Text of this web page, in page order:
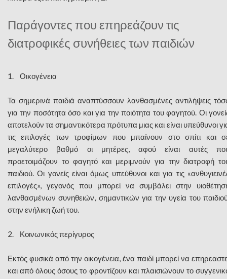
Παράγοντες που επηρεάζουν τις
διατροφικές συνήθειες των παιδιών
1. Οικογένεια
Τα σημερινά παιδιά αναπτύσσουν λανθασμένες αντιλήψεις
για την ποσότητα όσο και για την ποιότητα του φαγητού. Οι
αποτελούν τα σημαντικότερα πρότυπα μιας και είναι υπεύθυνοι
τις επιλογές των τροφίμων που μπαίνουν στο σπίτι και
μεγαλύτερο βαθμό οι μητέρες, αφού είναι αυτές
προετοιμάζουν το φαγητό και μεριμνούν για την διατροφή
παιδιού. Οι γονείς είναι όμως υπεύθυνοι και για τις
επιλογές», γεγονός που μπορεί να συμβάλει στην
λανθασμένων συνηθειών, σημαντικών για την υγεία του
στην ενήλικη ζωή του.
2. Κοινωνικός περίγυρος
Εκτός φυσικά από την οικογένεια, ένα παιδί μπορεί να
και από όλους όσους το φροντίζουν και πλαισιώνουν το